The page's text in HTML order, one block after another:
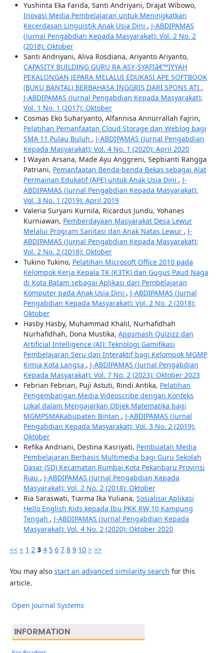
Yushinta Eka Farida, Santi Andriyani, Drajat Wibowo,
Inovasi Media Pembelajaran untuk Meningkatkan
Kecerdasan Linguistik Anak Usia Dini , J-ABDIPAMAS
(Jurnal Pengabdian Kepada Masyarakat): Vol. 2 No. 2
(2018): Oktober
Santi Andriyani, Aliva Rosdiana, Ariyanto Ariyanto,
CAPASITY BUILDING GURU RA ASY-SYAFIâ€™IYYAH
PEKALONGAN JEPARA MELALUI EDUKASI APE SOFTBOOK
(BUKU BANTAL) BERBAHASA INGGRIS DARI SPONS ATI ,
J-ABDIPAMAS (Jurnal Pengabdian Kepada Masyarakat):
Vol. 1 No. 1 (2017): Oktober
Cosmas Eko Suharyanto, Alfannisa Annurrallah Fajrin,
Pelatihan Pemanfaatan Cloud Storage dan Weblog bagi
SMA 11 Pulau Buluh , J-ABDIPAMAS (Jurnal Pengabdian
Kepada Masyarakat): Vol. 4 No. 1 (2020): April 2020
I Wayan Arsana, Made Ayu Anggreni, Sepbianti Rangga
Patriani, Pemanfaatan Benda-benda Bekas sebagai Alat
Permainan Edukatif (APE) untuk Anak Usia Dini , J-
ABDIPAMAS (Jurnal Pengabdian Kepada Masyarakat):
Vol. 3 No. 1 (2019): April 2019
Valeria Suryani Kurnila, Ricardus Jundu, Yohanes
Kurniawan, Pemberdayaan Masyarakat Desa Lewur
Melalui Program Sanitasi dan Anak Natas Lewur , J-
ABDIPAMAS (Jurnal Pengabdian Kepada Masyarakat):
Vol. 2 No. 2 (2018): Oktober
Tukino Tukino, Pelatihan Microsoft Office 2010 pada
Kelompok Kerja Kepala TK (K3TK) dan Gugus Paud Naga
di Kota Batam sebagai Aplikasi dari Pembelajaran
Komputer pada Anak Usia Dini , J-ABDIPAMAS (Jurnal
Pengabdian Kepada Masyarakat): Vol. 2 No. 2 (2018):
Oktober
Hasby Hasby, Muhammad Khalil, Nurhafidhah
Nurhafidhah, Dona Mustika, Appsmash Quizizz dan
Artificial Intelligence (AI): Teknologi Gamifikasi
Pembelajaran Seru dan Interaktif bagi Kelompok MGMP
Kimia Kota Langsa , J-ABDIPAMAS (Jurnal Pengabdian
Kepada Masyarakat): Vol. 7 No. 2 (2023): Oktober 2023
Febrian Febrian, Puji Astuti, Rindi Antika, Pelatihan
Pengembangan Media Videoscribe dengan Konteks
Lokal dalam Mengajarkan Objek Matematika bagi
MGMPSMAKabupaten Bintan , J-ABDIPAMAS (Jurnal
Pengabdian Kepada Masyarakat): Vol. 3 No. 2 (2019):
Oktober
Refika Andriani, Destina Kasriyati, Pembuatan Media
Pembelajaran Berbasis Multimedia bagi Guru Sekolah
Dasar (SD) Kecamatan Rumbai Kota Pekanbaru Provinsi
Riau , J-ABDIPAMAS (Jurnal Pengabdian Kepada
Masyarakat): Vol. 2 No. 2 (2018): Oktober
Ria Saraswati, Tiarma Ika Yuliana, Sosialisai Aplikasi
Hello English Kids kepada Ibu PKK RW 10 Kampung
Tengah , J-ABDIPAMAS (Jurnal Pengabdian Kepada
Masyarakat): Vol. 4 No. 2 (2020): Oktober 2020
<< < 1 2 3 4 5 6 7 8 9 10 > >>
You may also start an advanced similarity search for this
article.
Open Journal Systems
INFORMATION